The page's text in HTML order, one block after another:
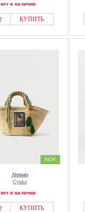
нет в наличии
КУПИТЬ
NEW
Alemais
Сумка
нет в наличии
КУПИТЬ